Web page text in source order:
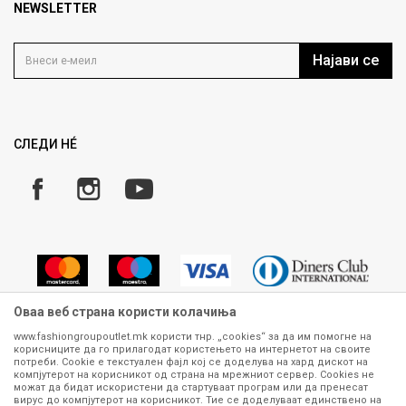
Продавница
Кариера
Политика на приватност
Како да купите
Замена и рефундација на производи
Плаќање
NEWSLETTER
Најави се
СЛЕДИ НÉ
Сите информации околу производите кои се изложени на нашата
онлајн продавница се стремиме да бидат конкретни, точни и прецизни,
меѓутоа не можеме да гарантираме дека се без ниту една грешка или
Оваа веб страна користи колачиња
www.fashiongroupoutlet.mk користи тнр. „cookies“ за да им помогне на
корисниците да го прилагодат користењето на интернетот на своите
потреби. Cookie е текстуален фајл кој се доделува на хард дискот на
компјутерот на корисникот од страна на мрежниот сервер. Cookies не
можат да бидат искористени да стартуваат програм или да пренесат
вирус до компјутерот на корисникот. Тие се доделуваат единствено на